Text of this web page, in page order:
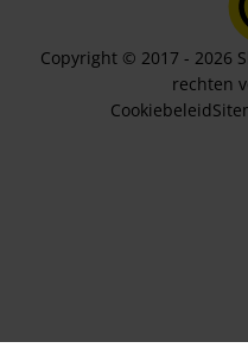
Copyright © 2017 - 2026
rechten
Cookiebeleid